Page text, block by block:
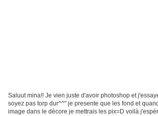
Saluut mina!! Je vien juste d'avoir photoshop et
soyez pas torp dur^^" je presente que les fond et
image dans le décore je mettrais les pix=D voilà